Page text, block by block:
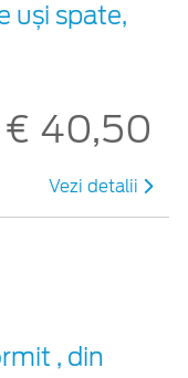
uși spate,
€ 40,50
Vezi detalii
, din